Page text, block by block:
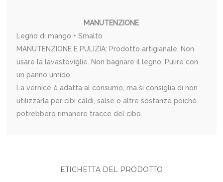
MANUTENZIONE
Legno di mango + Smalto
MANUTENZIONE E PULIZIA: Prodotto artigianale. Non
usare la lavastoviglie. Non bagnare il legno. Pulire con
un panno umido.
La vernice è adatta al consumo, ma si consiglia di non
utilizzarla per cibi caldi, salse o altre sostanze poiché
potrebbero rimanere tracce del cibo.
ETICHETTA DEL PRODOTTO